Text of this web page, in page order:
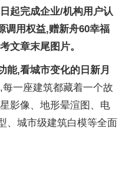
起完成企业/机构用户认
调用权益,赠新舟60幸福
文章末尾图片。
能,看城市变化的日新月
一座建筑都藏着一个故
影像、地形晕渲图、电
、城市级建筑白模等全面